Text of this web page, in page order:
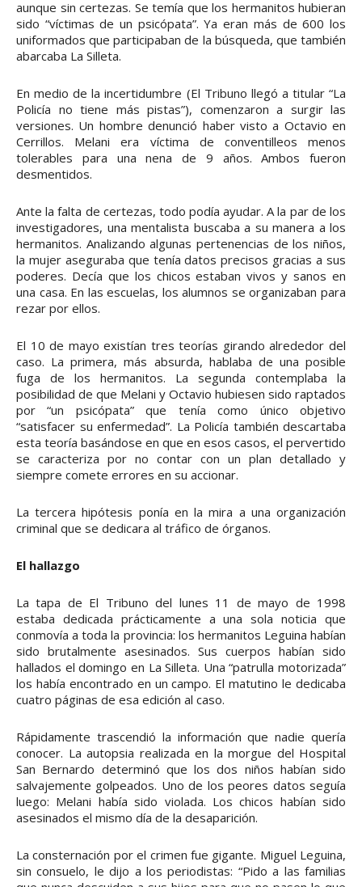
aunque sin certezas. Se temía que los hermanitos hubieran
sido “víctimas de un psicópata”. Ya eran más de 600 los
uniformados que participaban de la búsqueda, que también
abarcaba La Silleta.
En medio de la incertidumbre (El Tribuno llegó a titular “La
Policía no tiene más pistas”), comenzaron a surgir las
versiones. Un hombre denunció haber visto a Octavio en
Cerrillos. Melani era víctima de conventilleos menos
tolerables para una nena de 9 años. Ambos fueron
desmentidos.
Ante la falta de certezas, todo podía ayudar. A la par de los
investigadores, una mentalista buscaba a su manera a los
hermanitos. Analizando algunas pertenencias de los niños,
la mujer aseguraba que tenía datos precisos gracias a sus
poderes. Decía que los chicos estaban vivos y sanos en
una casa. En las escuelas, los alumnos se organizaban para
rezar por ellos.
El 10 de mayo existían tres teorías girando alrededor del
caso. La primera, más absurda, hablaba de una posible
fuga de los hermanitos. La segunda contemplaba la
posibilidad de que Melani y Octavio hubiesen sido raptados
por “un psicópata” que tenía como único objetivo
“satisfacer su enfermedad”. La Policía también descartaba
esta teoría basándose en que en esos casos, el pervertido
se caracteriza por no contar con un plan detallado y
siempre comete errores en su accionar.
La tercera hipótesis ponía en la mira a una organización
criminal que se dedicara al tráfico de órganos.
El hallazgo
La tapa de El Tribuno del lunes 11 de mayo de 1998
estaba dedicada prácticamente a una sola noticia que
conmovía a toda la provincia: los hermanitos Leguina habían
sido brutalmente asesinados. Sus cuerpos habían sido
hallados el domingo en La Silleta. Una “patrulla motorizada”
los había encontrado en un campo. El matutino le dedicaba
cuatro páginas de esa edición al caso.
Rápidamente trascendió la información que nadie quería
conocer. La autopsia realizada en la morgue del Hospital
San Bernardo determinó que los dos niños habían sido
salvajemente golpeados. Uno de los peores datos seguía
luego: Melani había sido violada. Los chicos habían sido
asesinados el mismo día de la desaparición.
La consternación por el crimen fue gigante. Miguel Leguina,
sin consuelo, le dijo a los periodistas: “Pido a las familias